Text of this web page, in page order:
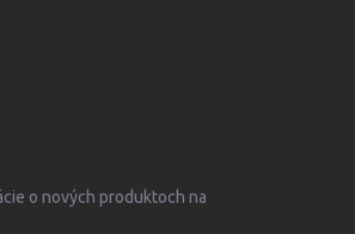
o nových produktoch na